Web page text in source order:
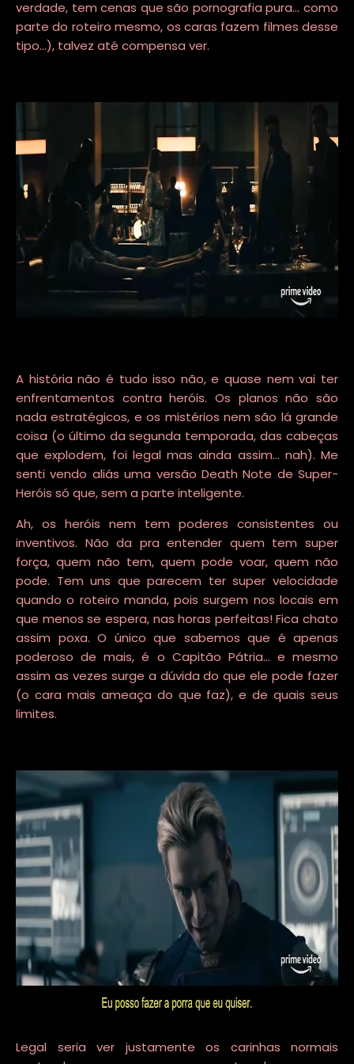
verdade, tem cenas que são pornografia pura... como
parte do roteiro mesmo, os caras fazem filmes desse
tipo...), talvez até compensa ver.
A história não é tudo isso não, e quase nem vai ter
enfrentamentos contra heróis. Os planos não são
nada estratégicos, e os mistérios nem são lá grande
coisa (o último da segunda temporada, das cabeças
que explodem, foi legal mas ainda assim... nah). Me
senti vendo aliás uma versão Death Note de Super-
Heróis só que, sem a parte inteligente.
Ah, os heróis nem tem poderes consistentes ou
inventivos. Não da pra entender quem tem super
força, quem não tem, quem pode voar, quem não
pode. Tem uns que parecem ter super velocidade
quando o roteiro manda, pois surgem nos locais em
que menos se espera, nas horas perfeitas! Fica chato
assim poxa. O único que sabemos que é apenas
poderoso de mais, é o Capitão Pátria... e mesmo
assim as vezes surge a dúvida do que ele pode fazer
(o cara mais ameaça do que faz), e de quais seus
limites.
Legal seria ver justamente os carinhas normais